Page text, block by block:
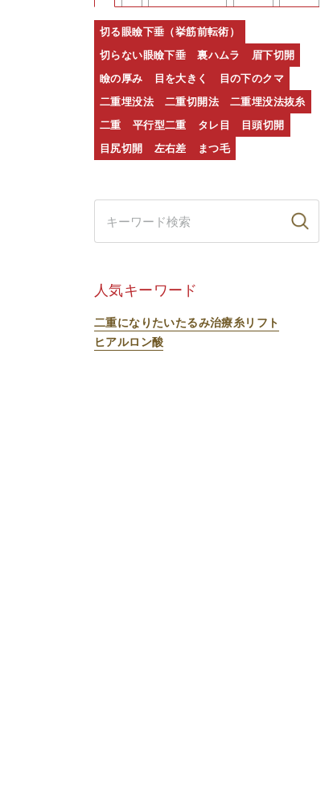
切る眼瞼下垂（挙筋前転術）
切らない眼瞼下垂
裏ハムラ
眉下切開
瞼の厚み
目を大きく
目の下のクマ
二重埋没法
二重切開法
二重埋没法抜糸
二重
平行型二重 タレ目
目頭切開
目尻切開
左右差 まつ毛
人気キーワード
二重になりたいたるみ治療糸リフト
ヒアルロン酸